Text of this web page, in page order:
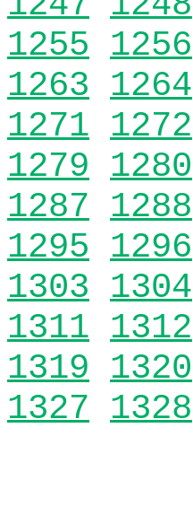
1255 1256
1263 1264
1271 1272
1279 1280
1287 1288
1295 1296
1303 1304
1311 1312
1319 1320
1327 1328